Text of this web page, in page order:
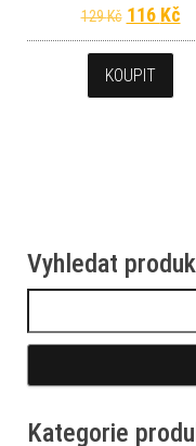
129Kč Původní
116 Kč
KOUPIT
Vyhledat
Kategorie